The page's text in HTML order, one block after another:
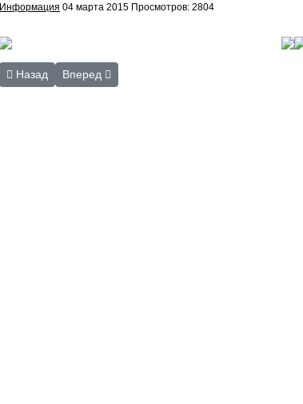
Информация 04 марта 2015 Просмотров: 2804
Предыдущий: Детский конкурс "ПДД в жизни детей"
Назад Следующий: февраль 2015 год
Вперед